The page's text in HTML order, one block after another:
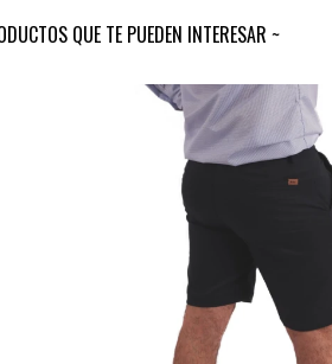
QUE TE PUEDEN INTERESAR